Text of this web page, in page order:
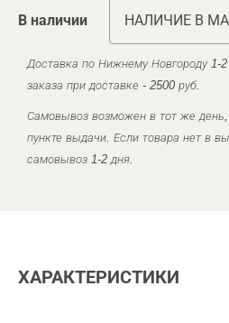
В наличии НАЛИЧИЕ В
Доставка по Нижнему Новгороду 1-
заказа при доставке - 2500 руб.
Самовывоз возможен в тот же
пункте выдачи. Если товара нет в
самовывоз 1-2 дня.
ХАРАКТЕРИСТИКИ